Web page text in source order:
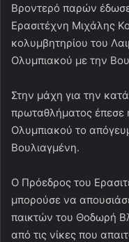
Βροντερό παρών έδωσε
Ερασιτέχνη Μιχάλης
κολυμβητηρίου του
Ολυμπιακού με την
Στην μάχη για την
πρωταθλήματος
Ολυμπιακού το
Βουλιαγμένη.
Ο Πρόεδρος του
μπορούσε να
παικτών του Θοδωρή
από τις νίκες που